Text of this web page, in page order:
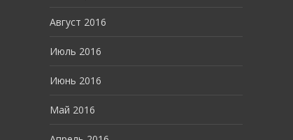
Август 2016
Июль 2016
Июнь 2016
Май 2016